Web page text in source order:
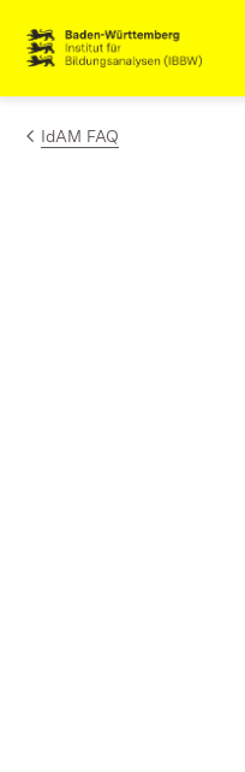
Zum Inhalt springen
Link zur Startseite
IdAM FAQ